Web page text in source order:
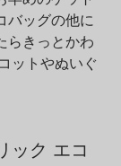
バッグの他に
らきっとかわ
ットやぬいぐ
ック エコ